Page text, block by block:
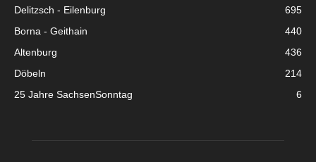
Delitzsch - Eilenburg
695
Borna - Geithain
440
Altenburg
436
Döbeln
214
25 Jahre SachsenSonntag
6